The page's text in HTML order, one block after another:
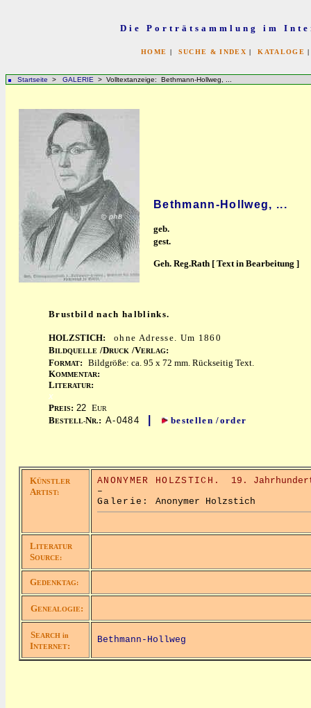
Die Porträtsammlung im
HOME | SUCHE & INDEX |KATALOGE
Startseite > GALERIE > Volltextanzeige: Bethmann-Hollweg, ...
Bethmann-Hollweg, ...
geb.
gest.
Geh. Reg.Rath [ Text in Bearbeitung ]
Brustbild nach halblinks.
HOLZSTICH:
ohne Adresse. Um 1860
BILDQUELLE /DRUCK /VERLAG:
FORMAT: Bildgröße: ca. 95 x 72 mm. Rückseitig Text.
KOMMENTAR:
LITERATUR:
x
PREIS: 22 EUR
BESTELL-NR.: A-0484 bestellen /order
KÜNSTLER
ARTIST:
ANONYMER HOLZSTICH.
19.
–
Galerie: Anonymer Holzstich
LITERATUR
SOURCE:
GEDENKTAG:
GENEALOGIE:
SEARCH in
INTERNET:
Bethmann-Hollweg